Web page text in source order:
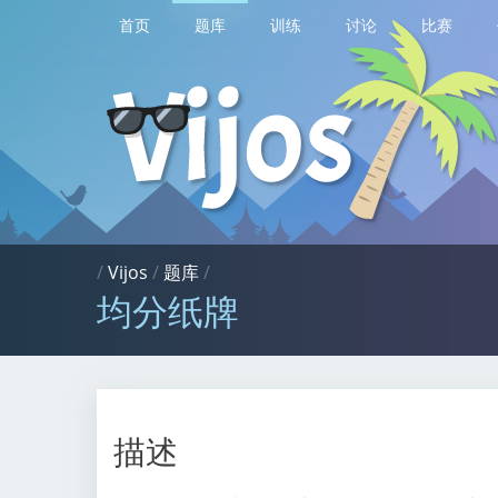
首页 题库 训练 讨论 比赛
/Vijos /题库/
均分纸牌
描述